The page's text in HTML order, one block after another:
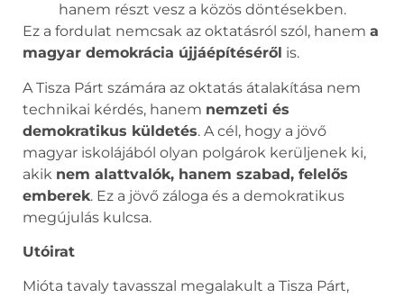
hanem részt vesz a közös döntésekben.
Ez a fordulat nemcsak az oktatásról szól, hanem a
magyar demokrácia újjáépítéséről is.
A Tisza Párt számára az oktatás átalakítása nem
technikai kérdés, hanem nemzeti és
demokratikus küldetés. A cél, hogy a jövő
magyar iskolájából olyan polgárok kerüljenek ki,
akik nem alattvalók, hanem szabad, felelős
emberek. Ez a jövő záloga és a demokratikus
megújulás kulcsa.
Utóirat
Mióta tavaly tavasszal megalakult a Tisza Párt,